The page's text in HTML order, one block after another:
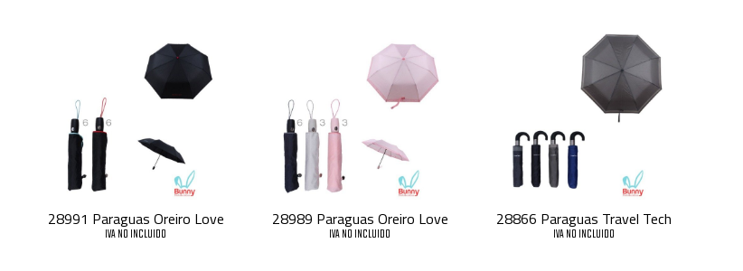
28991 Paraguas Oreiro Love
IVA NO INCLUIDO
28989 Paraguas Oreiro Love
IVA NO INCLUIDO
28866 Paraguas Travel Tech
IVA NO INCLUIDO